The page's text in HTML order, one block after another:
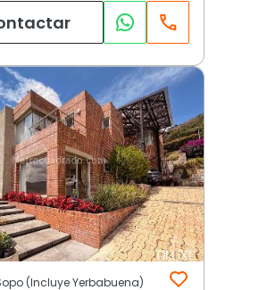
(Incluye Yerbabuena)